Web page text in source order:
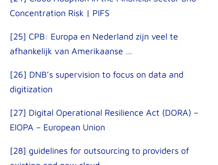
Concentration Risk | PIFS
[25] CPB: Europa en Nederland zijn veel te
afhankelijk van Amerikaanse …
[26] DNB’s supervision to focus on data and
digitization
[27] Digital Operational Resilience Act (DORA) –
EIOPA – European Union
[28] guidelines for outsourcing to providers of